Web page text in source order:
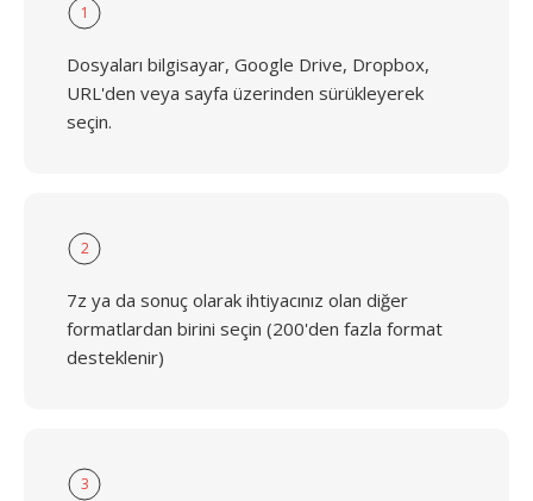
1
Dosyaları bilgisayar, Google Drive, Dropbox,
URL'den veya sayfa üzerinden sürükleyerek
seçin.
2
7z ya da sonuç olarak ihtiyacınız olan diğer
formatlardan birini seçin (200'den fazla format
desteklenir)
3